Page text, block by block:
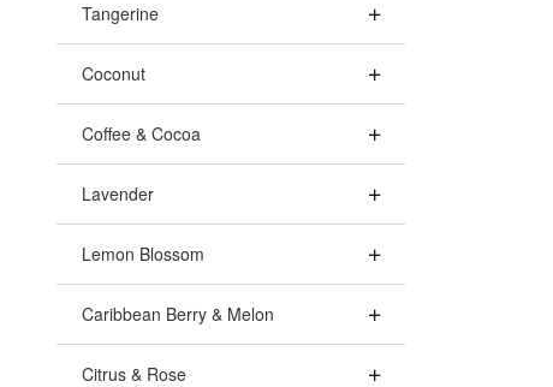
Tangerine
Coconut
Coffee & Cocoa
Lavender
Lemon Blossom
Caribbean Berry & Melon
Citrus & Rose